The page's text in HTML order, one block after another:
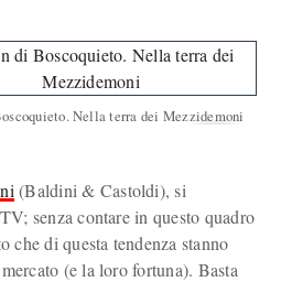
Nella terra dei Mezzidemoni
(Baldini & Castoldi), si
senza contare in questo quadro
che di questa tendenza stanno
(e la loro fortuna). Basta